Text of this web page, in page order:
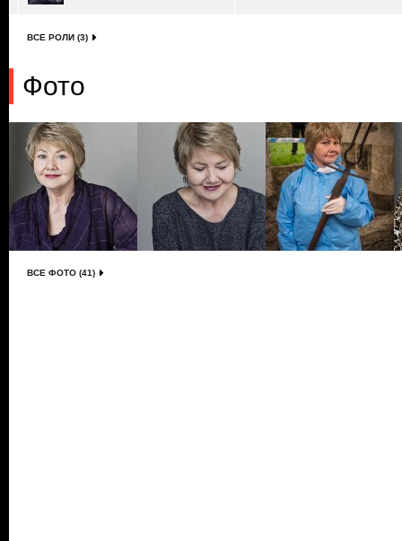
ВСЕ РОЛИ (3)
Фото
ВСЕ ФОТО (41)